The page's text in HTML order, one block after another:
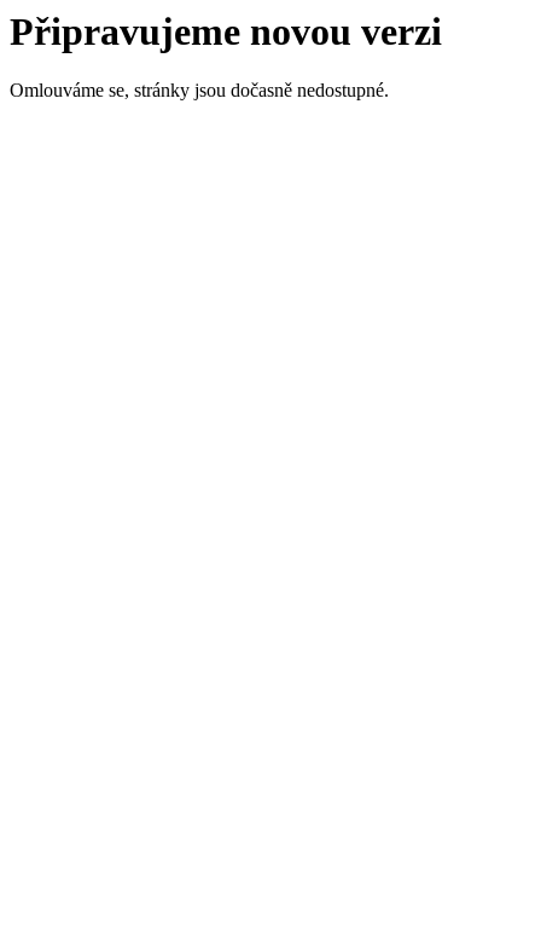
Připravujeme novou verzi
Omlouváme se, stránky jsou dočasně nedostupné.